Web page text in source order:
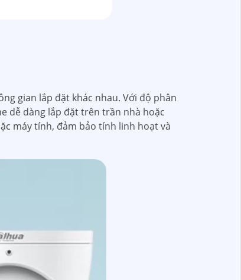
gian lắp đặt khác nhau. Với độ phân
dễ dàng lắp đặt trên trần nhà hoặc
máy tính, đảm bảo tính linh hoạt và